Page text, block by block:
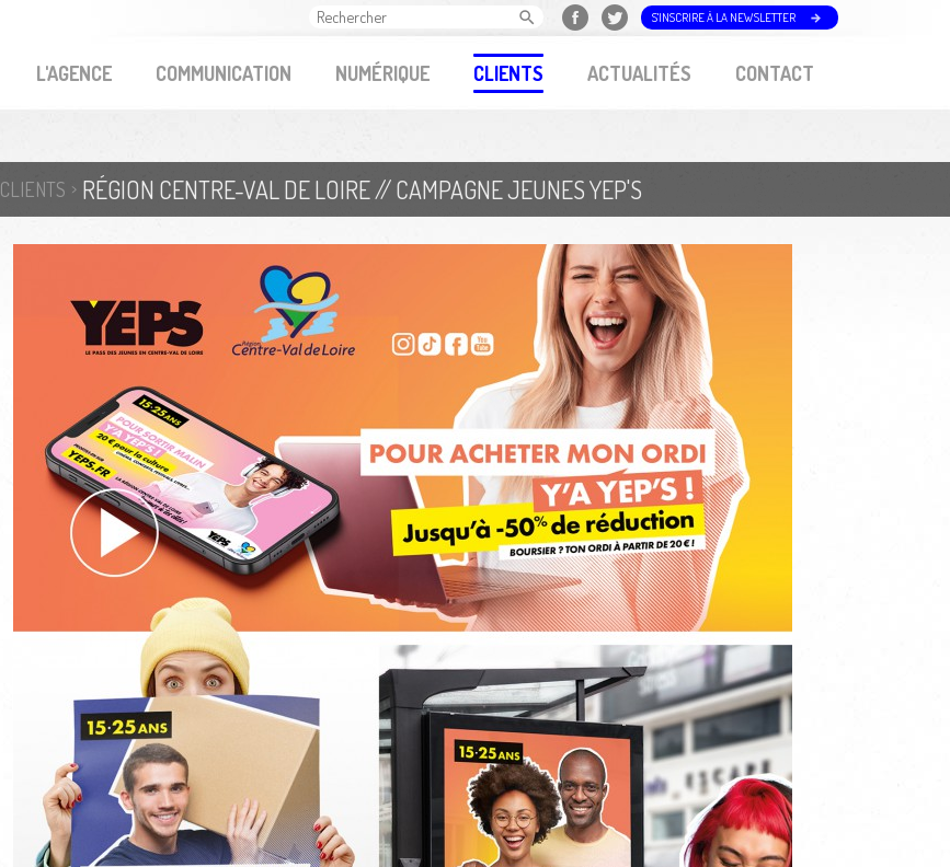
L'AGENCE COMMUNICATION NUMÉRIQUE CLIENTS ACTUALITÉS CONTACT
S'INSCRIRE À LA NEWSLETTER
CLIENTS RÉGION CENTRE-VAL DE LOIRE // CAMPAGNE JEUNES YEP'S